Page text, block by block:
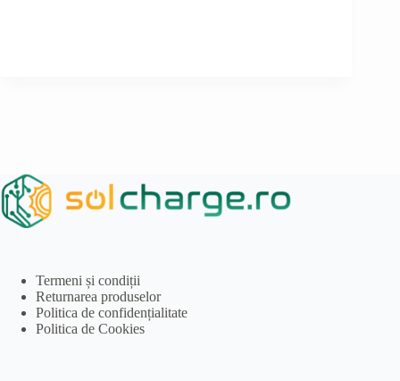
Termeni și condiții
Returnarea produselor
Politica de confidențialitate
Politica de Cookies